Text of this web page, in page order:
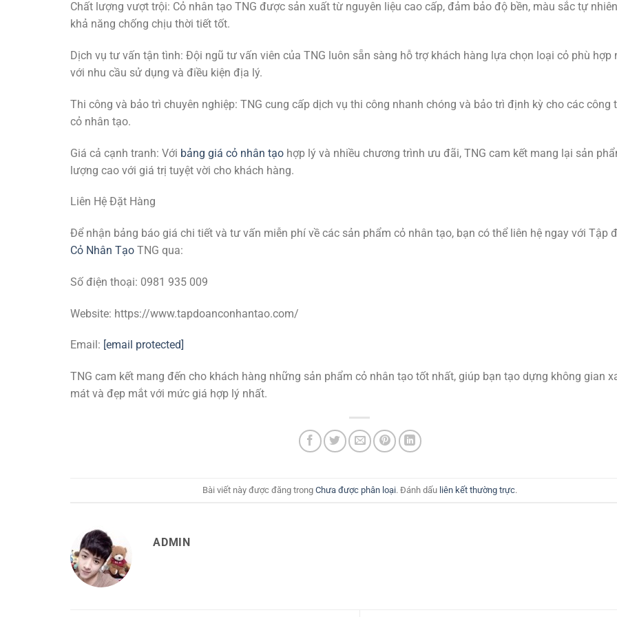
Chất lượng vượt trội: Cỏ nhân tạo TNG được sản xuất từ nguyên liệu cao cấp, đảm bảo độ bền, màu sắc tự
khả năng chống chịu thời tiết tốt.
Dịch vụ tư vấn tận tình: Đội ngũ tư vấn viên của TNG luôn sẵn sàng hỗ trợ khách hàng lựa chọn loại cỏ phù hợp
với nhu cầu sử dụng và điều kiện địa lý.
Thi công và bảo trì chuyên nghiệp: TNG cung cấp dịch vụ thi công nhanh chóng và bảo trì định kỳ cho các công
cỏ nhân tạo.
Giá cả cạnh tranh: Với bảng giá cỏ nhân tạo hợp lý và nhiều chương trình ưu đãi, TNG cam kết mang lại sản
lượng cao với giá trị tuyệt vời cho khách hàng.
Liên Hệ Đặt Hàng
Để nhận bảng báo giá chi tiết và tư vấn miễn phí về các sản phẩm cỏ nhân tạo, bạn có thể liên hệ ngay với Tập
Cỏ Nhân Tạo TNG qua:
Số điện thoại: 0981 935 009
Website: https://www.tapdoanconhantao.com/
Email: [email protected]
TNG cam kết mang đến cho khách hàng những sản phẩm cỏ nhân tạo tốt nhất, giúp bạn tạo dựng không gian
mát và đẹp mắt với mức giá hợp lý nhất.
Bài viết này được đăng trong Chưa được phân loại. Đánh dấu liên kết thường trực.
ADMIN